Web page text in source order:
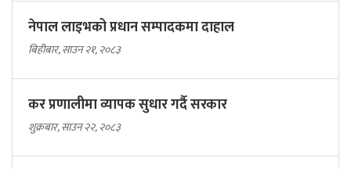
नेपाल लाइभको प्रधान सम्पादकमा दाहाल
बिहीबार, साउन २१, २०८३
कर प्रणालीमा व्यापक सुधार गर्दै सरकार
शुक्रबार, साउन २२, २०८३